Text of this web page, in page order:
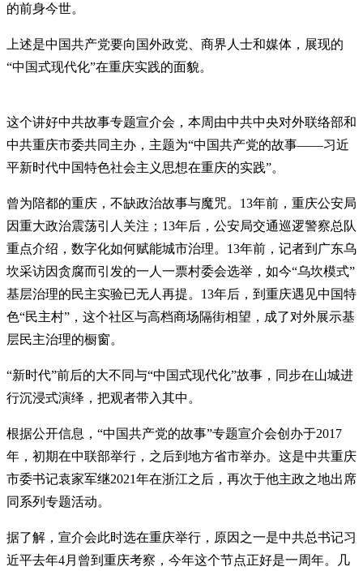
的前身今世。
上述是中国共产党要向国外政党、商界人士和媒体，展现的
“中国式现代化”在重庆实践的面貌。
这个讲好中共故事专题宣介会，本周由中共中央对外联络部和
中共重庆市委共同主办，主题为“中国共产党的故事——习近
平新时代中国特色社会主义思想在重庆的实践”。
曾为陪都的重庆，不缺政治故事与魔咒。13年前，重庆公安局
因重大政治震荡引人关注；13年后，公安局交通巡逻警察总队
重点介绍，数字化如何赋能城市治理。13年前，记者到广东乌
坎采访因贪腐而引发的一人一票村委会选举，如今“乌坎模式”
基层治理的民主实验已无人再提。13年后，到重庆遇见中国特
色“民主村”，这个社区与高档商场隔街相望，成了对外展示基
层民主治理的橱窗。
“新时代”前后的大不同与“中国式现代化”故事，同步在山城进
行沉浸式演绎，把观者带入其中。
根据公开信息，“中国共产党的故事”专题宣介会创办于2017
年，初期在中联部举行，之后到地方省市举办。这是中共重庆
市委书记袁家军继2021年在浙江之后，再次于他主政之地出席
同系列专题活动。
据了解，宣介会此时选在重庆举行，原因之一是中共总书记习
近平去年4月曾到重庆考察，今年这个节点正好是一周年。几